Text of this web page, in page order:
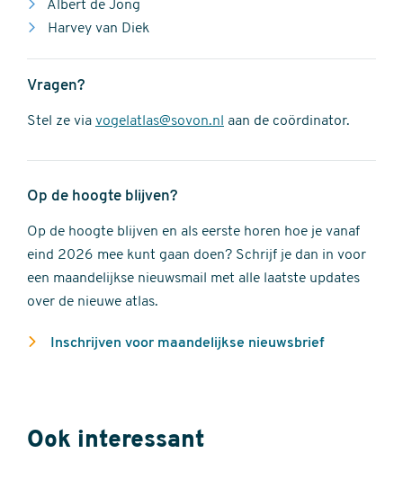
Albert de Jong
Harvey van Diek
Vragen?
Stel ze via vogelatlas@sovon.nl aan de coördinator.
Op de hoogte blijven?
Op de hoogte blijven en als eerste horen hoe je vanaf
eind 2026 mee kunt gaan doen? Schrijf je dan in voor
een maandelijkse nieuwsmail met alle laatste updates
over de nieuwe atlas.
Inschrijven voor maandelijkse nieuwsbrief
Ook interessant